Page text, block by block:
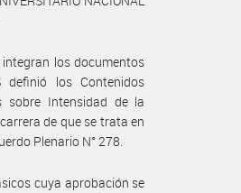
los documentos
definió los Contenidos
sobre Intensidad de la
de que se trata en
Plenario N° 278.
cuya aprobación se